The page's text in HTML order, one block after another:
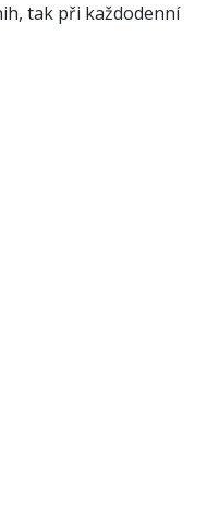
tak při každodenní